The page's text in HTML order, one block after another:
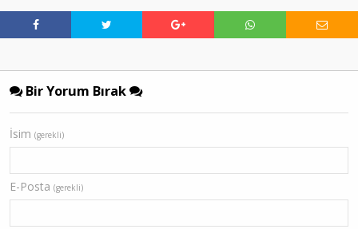
Bir Yorum Bırak
İsim (gerekli)
E-Posta (gerekli)